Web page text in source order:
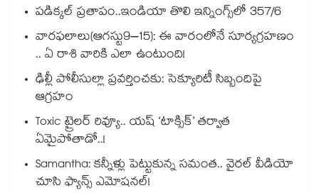
పడిక్కల్‌‌ ప్రతాపం..ఇండియా తొలి ఇన్నింగ్స్‌‌లో 357/6
వారఫలాలు(ఆగస్టు9–15): ఈ వారంలోనే సూర్యగ్రహణం
.. ఏ రాశి వారికి ఎలా ఉంటుంది!
ఢిల్లీ పోలీసుల్లా ప్రవర్తించకు: సెక్యూరిటీ సిబ్బందిపై
ఆగ్రహం
Toxic ట్రైలర్ రివ్యూ.. యష్ ‘టాక్సిక్’ తర్వాత
ఏమైపోతాడో..!
Samantha: కన్నీళ్లు పెట్టుకున్న సమంత.. వైరల్ వీడియో
చూసి ఫ్యాన్స్ ఎమోషనల్!